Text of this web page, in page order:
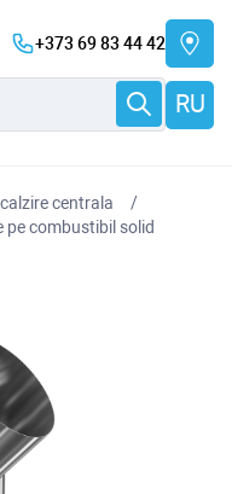
+373 69 83 44 42
RU
centrala
pe combustibil solid